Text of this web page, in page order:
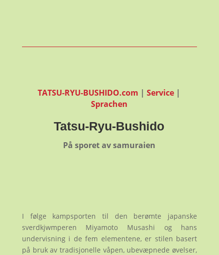
TATSU-RYU-BUSHIDO.com |Service |
Sprachen
Tatsu-Ryu-Bushido
På sporet av samuraien
I følge kampsporten til den berømte japanske
sverdkjwmperen Miyamoto Musashi og hans
undervisning i de fem elementene, er stilen basert
på bruk av tradisjonelle våpen, ubevæpnede øvelser,